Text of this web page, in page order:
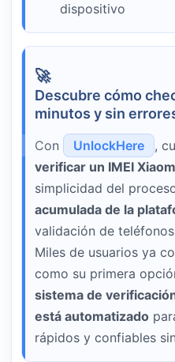
dispositivo
Descubre cómo
minutos y sin
Con UnlockHere
,
verificar un IMEI
simplicidad del
acumulada de la
validación de
Miles de usuarios ya
como su primera
sistema de
está automatizado
rápidos y confiables